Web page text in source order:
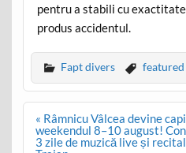
pentru a stabili cu
produs accidentul.
Fapt divers featured
Post
navigation
« Râmnicu Vâlcea devine
weekendul 8–10 august!
3 zile de muzică live și